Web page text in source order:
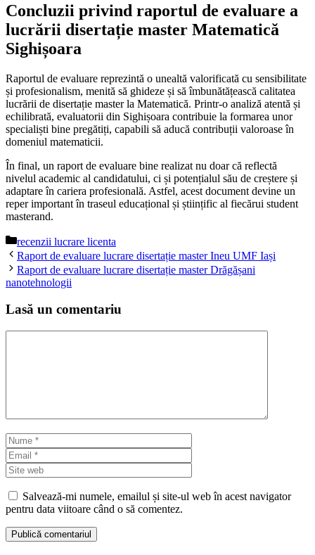
Concluzii privind raportul de evaluare a
lucrării disertație master Matematică
Sighișoara
Raportul de evaluare reprezintă o unealtă valorificată cu sensibilitate
și profesionalism, menită să ghideze și să îmbunătățească calitatea
lucrării de disertație master la Matematică. Printr-o analiză atentă și
echilibrată, evaluatorii din Sighișoara contribuie la formarea unor
specialiști bine pregătiți, capabili să aducă contribuții valoroase în
domeniul matematicii.
În final, un raport de evaluare bine realizat nu doar că reflectă
nivelul academic al candidatului, ci și potențialul său de creștere și
adaptare în cariera profesională. Astfel, acest document devine un
reper important în traseul educațional și științific al fiecărui student
masterand.
Categorii
recenzii lucrare licenta
Raport de evaluare lucrare disertație master Ineu UMF Iași
Raport de evaluare lucrare disertație master Drăgășani
nanotehnologii
Lasă un comentariu
Nume
web
Salvează-mi numele, emailul și site-ul web în acest navigator
pentru data viitoare când o să comentez.